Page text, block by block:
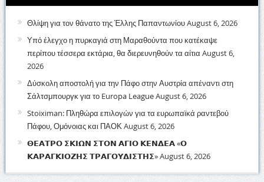
Θλίψη για τον θάνατο της Έλλης ΠαπαντωνίουAugust 6, 2026
Υπό έλεγχο η πυρκαγιά στη Μαραθούντα που κατέκαψε
περίπου τέσσερα εκτάρια, θα διερευνηθούν τα αίτια August 6,
2026
Δύσκολη αποστολή για την Πάφο στην Αυστρία απέναντι στη
Σάλτσμπουργκ για το Europa LeagueAugust 6, 2026
Stoiximan: Πληθώρα επιλογών για τα ευρωπαϊκά ραντεβού
Πάφου, Ομόνοιας και ΠΑΟΚAugust 6, 2026
𝝝𝝚𝝖𝝩𝝦𝝤 𝝨𝝟𝝞𝝮𝝢 𝝨𝝩𝝤𝝢 𝝖𝝘𝝞𝝤 𝝟𝝚𝝢𝝙𝝚𝝖 «𝝤
𝝟𝝖𝝦𝝖𝝘𝝟𝝞𝝤𝝛𝝜𝝨 𝝩𝝦𝝖𝝘𝝤𝝪𝝙𝝞𝝨𝝩𝝜𝝨»August 6, 2026